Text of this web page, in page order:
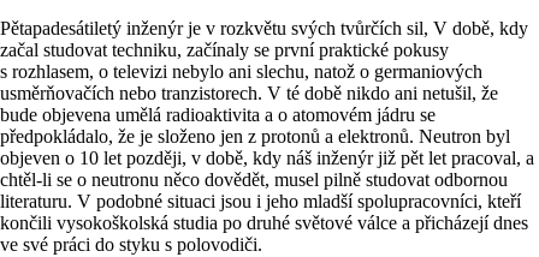
Pětapadesátiletý inženýr je v rozkvětu svých tvůrčích sil, V době, kdy
začal studovat techniku, začínaly se první praktické pokusy
s rozhlasem, o televizi nebylo ani slechu, natož o germaniových
usměrňovačích nebo tranzistorech. V té době nikdo ani netušil, že
bude objevena umělá radioaktivita a o atomovém jádru se
předpokládalo, že je složeno jen z protonů a elektronů. Neutron byl
objeven o 10 let později, v době, kdy náš inženýr již pět let pracoval, a
chtěl-li se o neutronu něco dovědět, musel pilně studovat odbornou
literaturu. V podobné situaci jsou i jeho mladší spolupracovníci, kteří
končili vysokoškolská studia po druhé světové válce a přicházejí dnes
ve své práci do styku s polovodiči.